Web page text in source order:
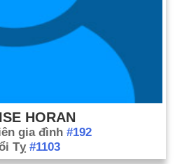
HORAN
gia đình #192
Tỵ #1103